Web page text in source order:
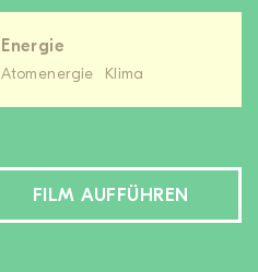
Energie
Atomenergie Klima
FILM AUFFÜHREN